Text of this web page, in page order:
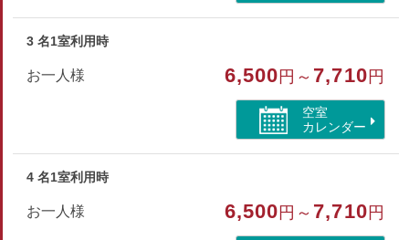
3 名1室利用時
お一人様 6,500 円～ 7,710 円
空室
カレンダー
4 名1室利用時
お一人様 6,500 円～ 7,710 円